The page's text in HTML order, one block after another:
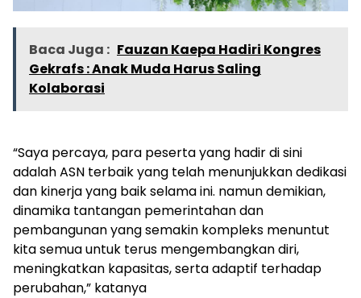
Baca Juga : Fauzan Kaepa Hadiri Kongres
Gekrafs : Anak Muda Harus Saling
Kolaborasi
“Saya percaya, para peserta yang hadir di sini
adalah ASN terbaik yang telah menunjukkan dedikasi
dan kinerja yang baik selama ini. namun demikian,
dinamika tantangan pemerintahan dan
pembangunan yang semakin kompleks menuntut
kita semua untuk terus mengembangkan diri,
meningkatkan kapasitas, serta adaptif terhadap
perubahan,” katanya